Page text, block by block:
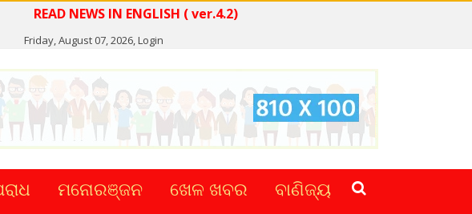
READ NEWS IN ENGLISH ( ver.4.2)
Friday, August 07, 2026,Login
ମନୋରଞ୍ଜନ ଖେଳ ଖବର
ବାଣିଜ୍ୟ